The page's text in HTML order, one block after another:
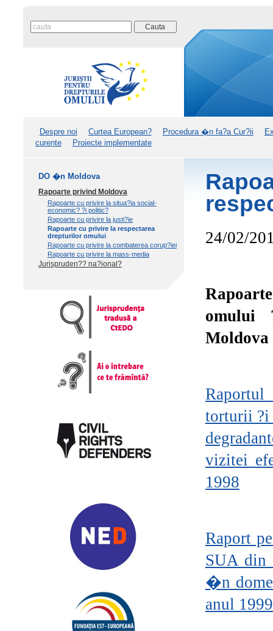
Despre noi Curtea European? Procedura �n fa?a Cur?ii
curente
Proiecte implementate
DO �n Moldova
Rapoarte privind Moldova
Rapoarte cu privire la situa?ia social-
economic? ?i politic?
Rapoarte cu privire la justi?ie
Rapoarte cu privire la respectarea
drepturilor omului
Rapoarte cu privire la combaterea corup?iei
Rapoarte cu privire la mass-media
Jurispruden?? na?ional?
24/02/
omului
Moldova
Raportul
torturii ?i
vizitei
1998
Raport
SUA din
�n
anul 1999